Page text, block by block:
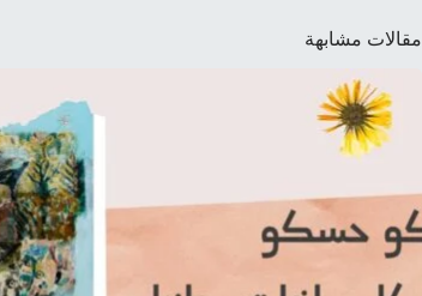
مقالات مشابهة